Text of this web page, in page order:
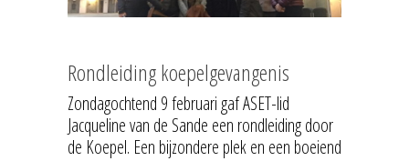
Rondleiding koepelgevangenis
Zondagochtend 9 februari gaf ASET-lid
Jacqueline van de Sande een rondleiding door
de Koepel. Een bijzondere plek en een boeiend